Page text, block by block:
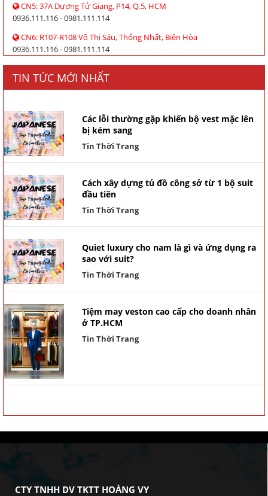
CN5: 37A Dương Tử Giang, P14, Q.5, HCM
0936.111.116 - 0981.111.114
CN6: R107-R108 Võ Thị Sáu, Thống Nhất, Biên Hòa
0936.111.116 - 0981.111.114
TIN TỨC MỚI NHẤT
Các lỗi thường gặp khiến bộ vest mặc lên
bị kém sang
Tin Thời Trang
Cách xây dựng tủ đồ công sở từ 1 bộ suit
đầu tiên
Tin Thời Trang
Quiet luxury cho nam là gì và ứng dụng ra
sao với suit?
Tin Thời Trang
Tiệm may veston cao cấp cho doanh nhân
ở TP.HCM
Tin Thời Trang
CTY TNHH DV TKTT HOÀNG VY